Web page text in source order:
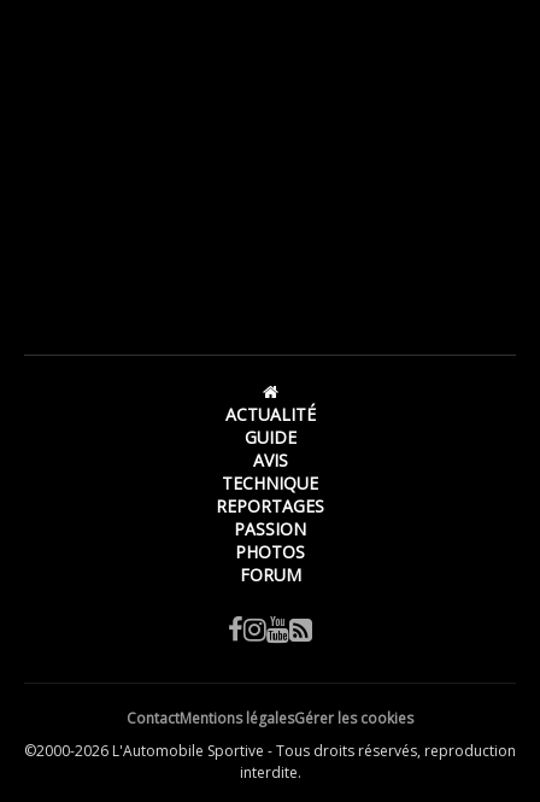
ACTUALITÉ
GUIDE
AVIS
TECHNIQUE
REPORTAGES
PASSION
PHOTOS
FORUM
ContactMentions légalesGérer les cookies
©2000-2026 L'Automobile Sportive - Tous droits réservés, reproduction
interdite.